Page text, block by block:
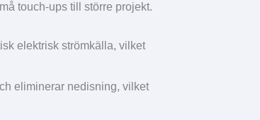
touch-ups till större projekt.
elektrisk strömkälla, vilket
eliminerar nedisning, vilket